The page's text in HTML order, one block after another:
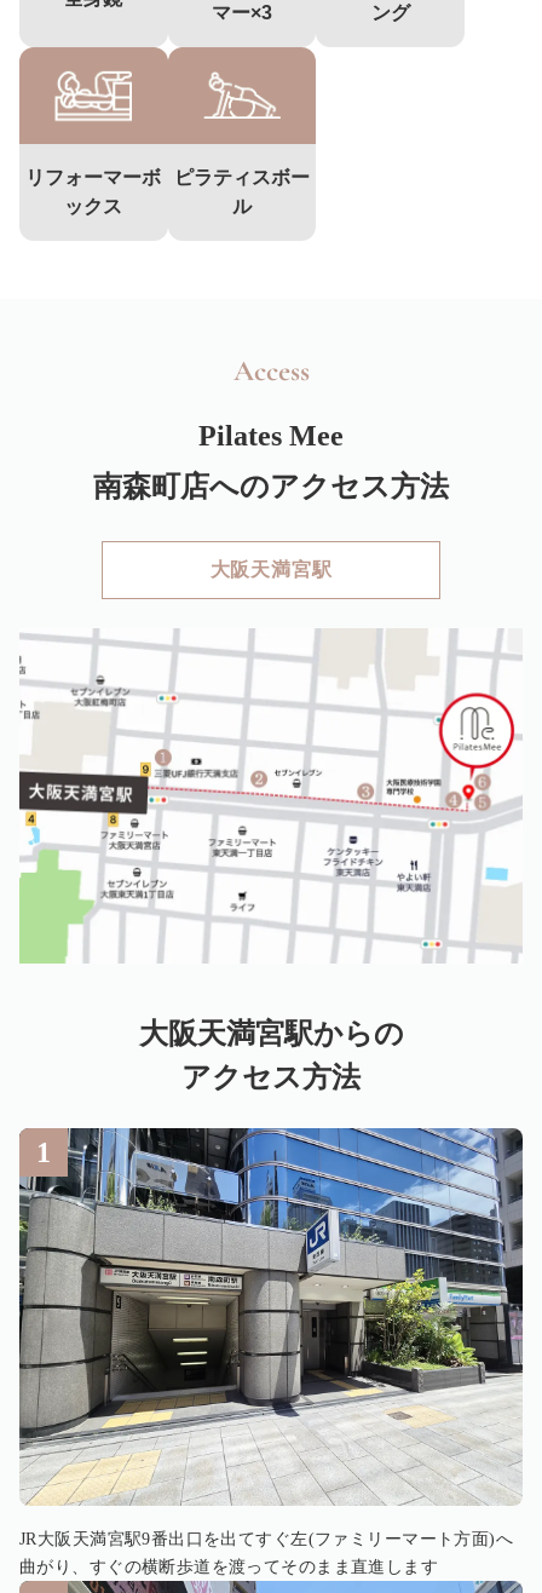
マー×3 ング
リフォーマーボ
ックス
ピラティスボー
ル
Access
Pilates Mee
南森町店へのアクセス方法
大阪天満宮駅
大阪天満宮駅からの
アクセス方法
JR大阪天満宮駅9番出口を出てすぐ左(ファミリーマート方面)へ
曲がり、すぐの横断歩道を渡ってそのまま直進します